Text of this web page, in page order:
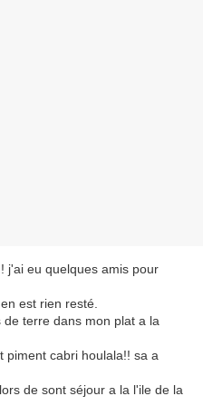
j'ai eu quelques amis pour
est rien resté.
terre dans mon plat a la
piment cabri houlala!! sa a
de sont séjour a la l'ile de la